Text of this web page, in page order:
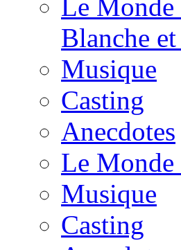
Le
Blanche
Musique
Casting
Anecdotes
Le Monde
Musique
Casting